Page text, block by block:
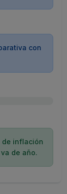
con
de inflación
de año.